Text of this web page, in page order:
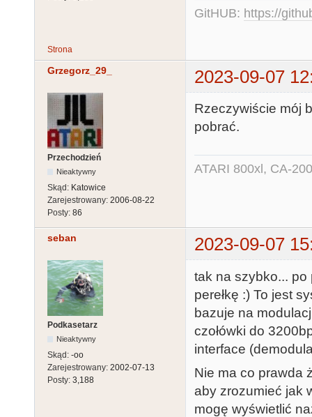
GitHUB: https://
Strona
Grzegorz_29_ 2023-09-07
Przechodzień
Nieaktywny
Skąd: Katowice
Zarejestrowany: 2006-08-22
Posty: 86
Rzeczywiście mój
pobrać.
ATARI 800xl, CA-
seban 2023-09-07
Podkasetarz
Nieaktywny
Skąd: -oo
Zarejestrowany: 2002-07-13
Posty: 3,188
tak na szybko... po
perełkę :) To jest
bazuje na
czołówki do
interface
Nie ma co prawda
aby zrozumieć jak
mogę wyświetlić